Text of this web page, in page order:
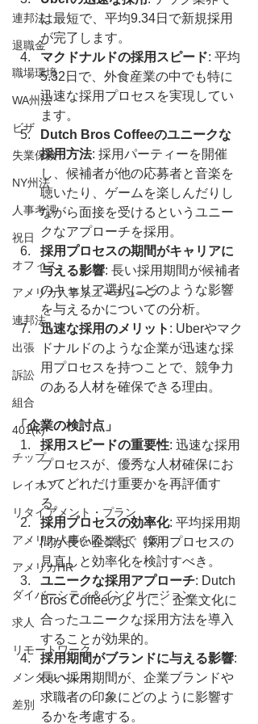
連邦法
退職金
職場環境
WA州法
ビザ
失業保険
NY州法
人事考課
祝日
オフィス
アメリカ人事系ユーチューブ
連邦法
出張
訴訟
組合
401(k)
チップ
レイオフ
リタイアメント・プラン
アメリカ人事を図と表で（仮）
アメリカHR
ダイバーシティ＆インクルージョン
求人
リモートワーク
メンタルヘルス
差別
は最短で、平均9.34日で新規採用
が完了します。
マクドナルドの採用スピード: 平均
5.32日で、外食産業の中でも特に
迅速な採用プロセスを実現してい
ます。
Dutch Bros Coffeeのユニークな
採用方法: 採用パーティーを開催
し、候補者が他の応募者と音楽を
聴いたり、ゲームを楽しんだりし
ながら面接を受けるというユニー
クなアプローチを採用。
採用プロセスの期間がキャリアに
与える影響: 長い採用期間が候補者
のキャリア選択にどのような影響
を与えるかについての分析。
迅速な採用のメリット : Uberやマク
ドナルドのような企業が迅速な採
用プロセスを持つことで、競争力
のある人材を確保できる理由。
「企業の検討点」
採用スピードの重要性: 迅速な採用
プロセスが、優秀な人材確保にお
いてどれだけ重要かを再評価す
る。
採用プロセスの効率化: 平均採用期
間が長い企業は、採用プロセスの
見直しと効率化を検討すべき。
ユニークな採用アプローチ: Dutch
Bros Coffeeのように、企業文化に
合ったユニークな採用方法を導入
することが効果的。
採用期間がブランドに与える影響:
長い採用期間が、企業ブランドや
求職者の印象にどのように影響す
るかを考慮する。